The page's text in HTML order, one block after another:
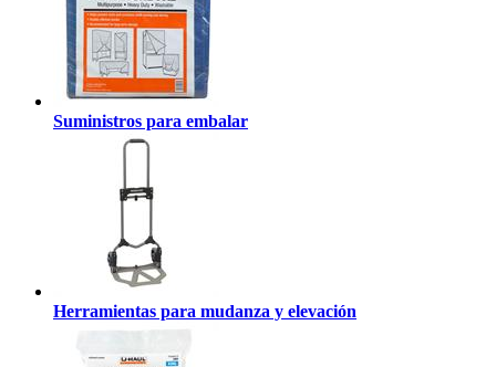
Suministros para embalar
Herramientas para mudanza y elevación